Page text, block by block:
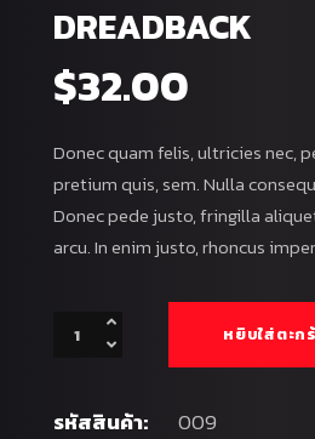
DREADBACK
$32.00
Donec quam felis, ultricies nec,
pretium quis, sem. Nulla
Donec pede justo, fringilla
arcu. In enim justo, rhoncus
Dreadback
quantity
หยิบใส่ตะก
รหัสสินค้า:
009